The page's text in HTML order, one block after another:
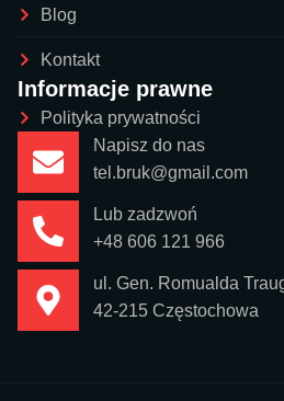
Blog
Kontakt
Informacje prawne
Polityka prywatności
Napisz do nas
tel.bruk@gmail.com
Lub zadzwoń
+48 606 121 966
ul. Gen. Romualda
42-215 Częstochowa